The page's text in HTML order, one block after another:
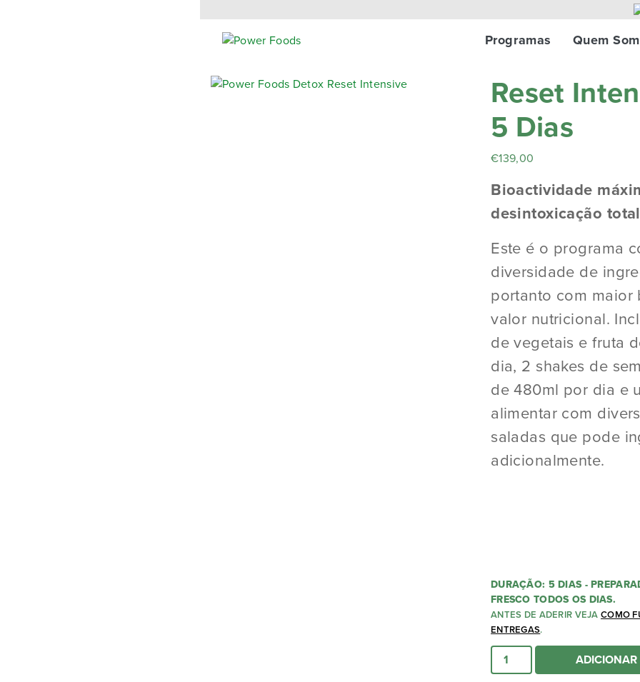
Programas Quem
Reset
5 Dias
€139,00
Bioactividade
desintoxicação total
Este é o programa
diversidade de
portanto com maior
valor nutricional.
de vegetais e fruta
dia, 2 shakes de
de 480ml por dia e
alimentar com
saladas que pode
adicionalmente.
DURAÇÃO: 5 DIAS -
FRESCO TODOS OS DIAS.
ANTES DE ADERIR VEJA COMO
ENTREGAS.
Quantidade de ResetADICIONAR